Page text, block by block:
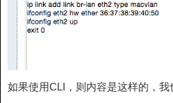
如果使用CLI，则内容是这样的，我